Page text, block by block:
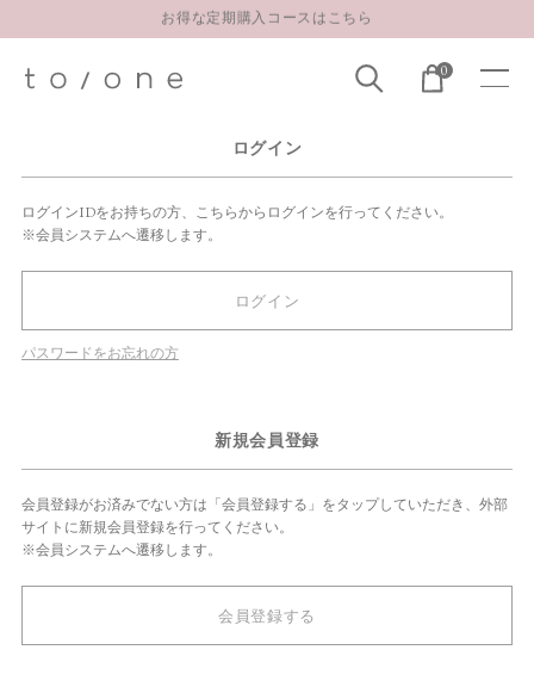
お得な定期購入コースはこちら
【重要】お盆期間中のお問い合わせと商品配送に関しまして
0
ログイン
ログインIDをお持ちの方、こちらからログインを行ってください。
※会員システムへ遷移します。
ログイン
パスワードをお忘れの方
新規会員登録
会員登録がお済みでない方は「会員登録する」をタップしていただき、外部
サイトに新規会員登録を行ってください。
※会員システムへ遷移します。
会員登録する